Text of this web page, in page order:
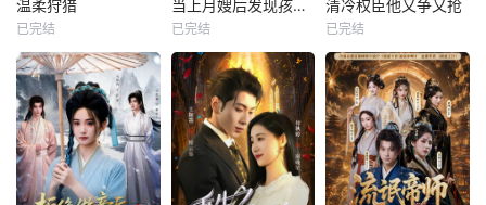
温柔狩猎
已完结
当上月嫂后发现孩子是我的
已完结
清冷权臣他又争又抢
已完结